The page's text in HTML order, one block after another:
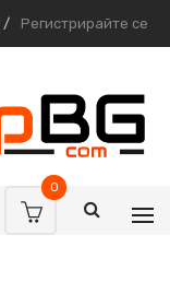
/ Регистрирайте се
0